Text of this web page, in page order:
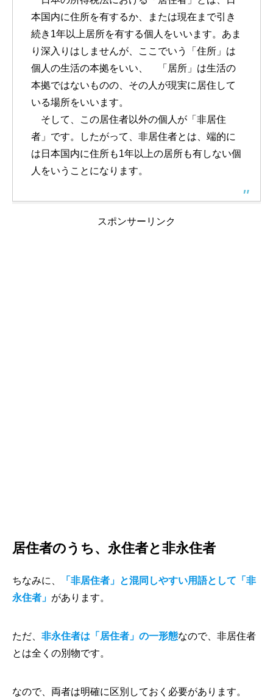
本国内に住所を有するか、または現在まで引き
続き1年以上居所を有する個人をいいます。あま
り深入りはしませんが、ここでいう「住所」は
個人の生活の本拠をいい、 「居所」は生活の
本拠ではないものの、その人が現実に居住して
いる場所をいいます。
そして、この居住者以外の個人が「非居住
者」です。したがって、非居住者とは、端的に
は日本国内に住所も1年以上の居所も有しない個
人をいうことになります。
スポンサーリンク
居住者のうち、永住者と非永住者
ちなみに、
「非居住者」と混同しやすい用語として「非
永住者」 があります。
ただ、 非永住者は「居住者」の一形態なので、非居住者
とは全くの別物です。
なので、両者は明確に区別しておく必要があります。